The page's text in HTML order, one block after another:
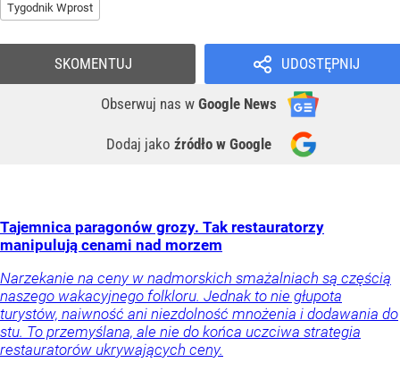
Tygodnik Wprost
UDOSTĘPNIJ
Obserwuj nas w Google News
Dodaj jako źródło w Google
SKOMENTUJ
Tajemnica paragonów grozy. Tak restauratorzy
manipulują cenami nad morzem
Narzekanie na ceny w nadmorskich smażalniach są częścią
naszego wakacyjnego folkloru. Jednak to nie głupota
turystów, naiwność ani niezdolność mnożenia i dodawania do
stu. To przemyślana, ale nie do końca uczciwa strategia
restauratorów ukrywających ceny.